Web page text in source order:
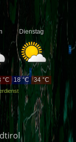
Dienstag
°C 18 °C 34 °C